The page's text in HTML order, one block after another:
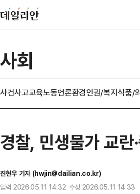
사회
사건사고교육노동언론환경인권/복지식품/
경찰, 민생물가 교
진현우 기자 (hwjin@dailian.co.kr)
입력 2026.05.11 14:32 수정 2026.05.11 14:33